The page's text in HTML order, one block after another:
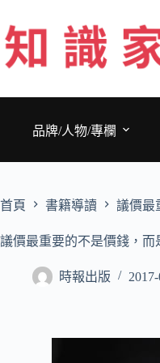
至
主
要
品牌/人物/專欄
首頁 書籍導讀 議價最
議價最重要的不是價錢，而
時報出版